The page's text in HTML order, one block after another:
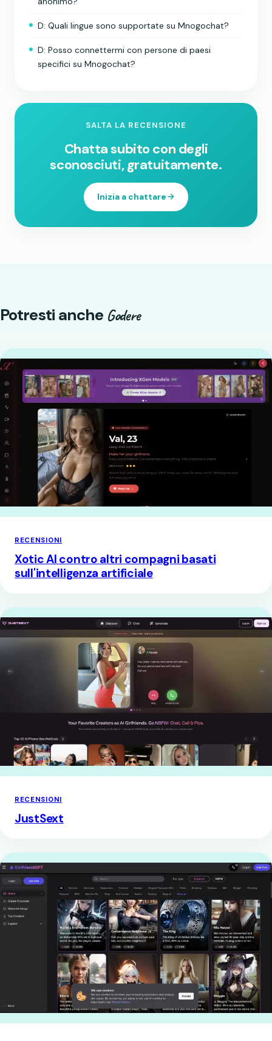
D: Quali lingue sono supportate su Mnogochat?
D: Posso connettermi con persone di paesi
specifici su Mnogochat?
SALTA LA RECENSIONE
Chatta subito con degli
sconosciuti, gratuitamente.
Inizia a chattare
Potresti anche Godere
RECENSIONI
Xotic AI contro altri compagni basati
sull'intelligenza artificiale
RECENSIONI
JustSext